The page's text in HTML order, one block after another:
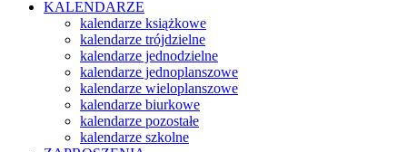
KALENDARZE
kalendarze książkowe
kalendarze trójdzielne
kalendarze jednodzielne
kalendarze jednoplanszowe
kalendarze wieloplanszowe
kalendarze biurkowe
kalendarze pozostałe
kalendarze szkolne